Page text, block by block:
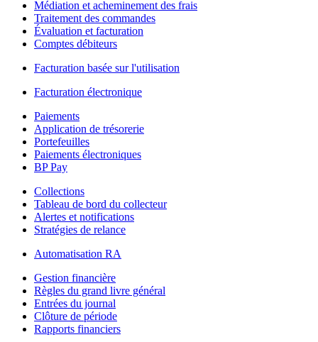
Médiation et acheminement des frais
Traitement des commandes
Évaluation et facturation
Comptes débiteurs
Facturation basée sur l'utilisation
Facturation électronique
Paiements
Application de trésorerie
Portefeuilles
Paiements électroniques
BP Pay
Collections
Tableau de bord du collecteur
Alertes et notifications
Stratégies de relance
Automatisation RA
Gestion financière
Règles du grand livre général
Entrées du journal
Clôture de période
Rapports financiers